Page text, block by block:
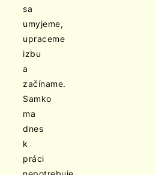
sa
umyjeme,
upraceme
izbu
a
začíname.
Samko
ma
dnes
k
práci